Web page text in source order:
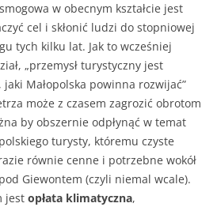
w obecnym kształcie jest
cel i skłonić ludzi do stopniowej
tych kilku lat. Jak to wcześniej
„przemysł turystyczny jest
Małopolska powinna rozwijać”
może z czasem zagrozić obrotom
by obszernie odpłynąć w temat
turysty, któremu czyste
równie cenne i potrzebne wokół
Giewontem (czyli niemal wcale).
jest opłata klimatyczna,